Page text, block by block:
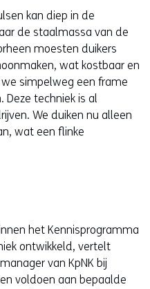
kan diep in de
de staalmassa van de
moesten duikers
wat kostbaar en
we simpelweg een frame
techniek is al
We duiken nu alleen
wat een flinke
het Kennisprogramma
ontwikkeld, vertelt
van KpNK bij
voldoen aan bepaalde